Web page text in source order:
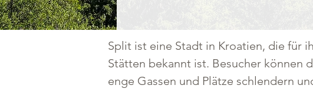
Split ist eine Stadt in Kroatien, die für
Stätten bekannt ist. Besucher können
enge Gassen und Plätze schlendern